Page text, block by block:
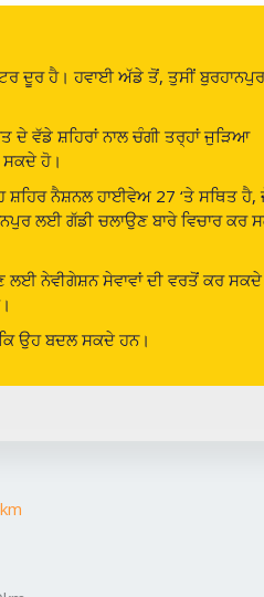
ਦੂਰ ਹੈ। ਹਵਾਈ ਅੱਡੇ ਤੋਂ, ਤੁਸੀਂ ਬੁਰਹਾਨਪੁਰ
ਦੇ ਵੱਡੇ ਸ਼ਹਿਰਾਂ ਨਾਲ ਚੰਗੀ ਤਰ੍ਹਾਂ ਜੁੜਿਆ
ਹੋ।
ਨੈਸ਼ਨਲ ਹਾਈਵੇਅ 27 ‘ਤੇ ਸਥਿਤ ਹੈ,
ਲਈ ਗੱਡੀ ਚਲਾਉਣ ਬਾਰੇ ਵਿਚਾਰ ਕਰ
ਲਈ ਨੇਵੀਗੇਸ਼ਨ ਸੇਵਾਵਾਂ ਦੀ ਵਰਤੋਂ ਕਰ
ਉਹ ਬਦਲ ਸਕਦੇ ਹਨ।